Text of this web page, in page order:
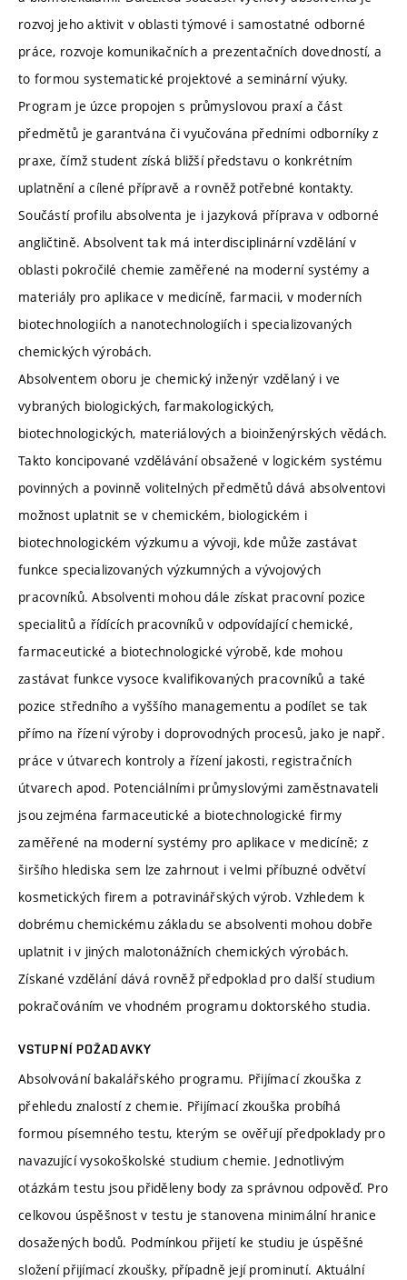
rozvoj jeho aktivit v oblasti týmové i samostatné odborné
práce, rozvoje komunikačních a prezentačních dovedností, a
to formou systematické projektové a seminární výuky.
Program je úzce propojen s průmyslovou praxí a část
předmětů je garantvána či vyučována předními odborníky z
praxe, čímž student získá bližší představu o konkrétním
uplatnění a cílené přípravě a rovněž potřebné kontakty.
Součástí profilu absolventa je i jazyková příprava v odborné
angličtině. Absolvent tak má interdisciplinární vzdělání v
oblasti pokročilé chemie zaměřené na moderní systémy a
materiály pro aplikace v medicíně, farmacii, v moderních
biotechnologiích a nanotechnologiích i specializovaných
chemických výrobách.
Absolventem oboru je chemický inženýr vzdělaný i ve
vybraných biologických, farmakologických,
biotechnologických, materiálových a bioinženýrských vědách.
Takto koncipované vzdělávání obsažené v logickém systému
povinných a povinně volitelných předmětů dává absolventovi
možnost uplatnit se v chemickém, biologickém i
biotechnologickém výzkumu a vývoji, kde může zastávat
funkce specializovaných výzkumných a vývojových
pracovníků. Absolventi mohou dále získat pracovní pozice
specialitů a řídících pracovníků v odpovídající chemické,
farmaceutické a biotechnologické výrobě, kde mohou
zastávat funkce vysoce kvalifikovaných pracovníků a také
pozice středního a vyššího managementu a podílet se tak
přímo na řízení výroby i doprovodných procesů, jako je např.
práce v útvarech kontroly a řízení jakosti, registračních
útvarech apod. Potenciálními průmyslovými zaměstnavateli
jsou zejména farmaceutické a biotechnologické firmy
zaměřené na moderní systémy pro aplikace v medicíně; z
širšího hlediska sem lze zahrnout i velmi příbuzné odvětví
kosmetických firem a potravinářských výrob. Vzhledem k
dobrému chemickému základu se absolventi mohou dobře
uplatnit i v jiných malotonážních chemických výrobách.
Získané vzdělání dává rovněž předpoklad pro další studium
pokračováním ve vhodném programu doktorského studia.
VSTUPNÍ POŽADAVKY
Absolvování bakalářského programu. Přijímací zkouška z
přehledu znalostí z chemie. Přijímací zkouška probíhá
formou písemného testu, kterým se ověřují předpoklady pro
navazující vysokoškolské studium chemie. Jednotlivým
otázkám testu jsou přiděleny body za správnou odpověď. Pro
celkovou úspěšnost v testu je stanovena minimální hranice
dosažených bodů. Podmínkou přijetí ke studiu je úspěšné
složení přijímací zkoušky, případně její prominutí. Aktuální